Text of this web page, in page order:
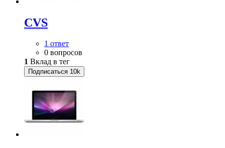
CVS
1 ответ
0 вопросов
1 Вклад в тег
Подписаться 10k